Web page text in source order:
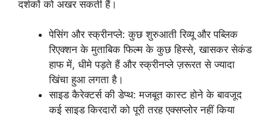
दर्शकों को अखर सकती हैं।
पेसिंग और स्क्रीनप्ले: कुछ शुरुआती रिव्यू और पब्लिक
रिएक्शन के मुताबिक फिल्म के कुछ हिस्से, खासकर सेकंड
हाफ में, धीमे पड़ते हैं और स्क्रीनप्ले ज़रूरत से ज्यादा
खिंचा हुआ लगता है।​
साइड कैरेक्टर्स की डेप्थ: मजबूत कास्ट होने के बावजूद
कई साइड किरदारों को पूरी तरह एक्सप्लोर नहीं किया